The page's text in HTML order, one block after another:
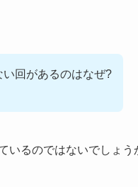
回があるのはなぜ?
いるのではないでしょう